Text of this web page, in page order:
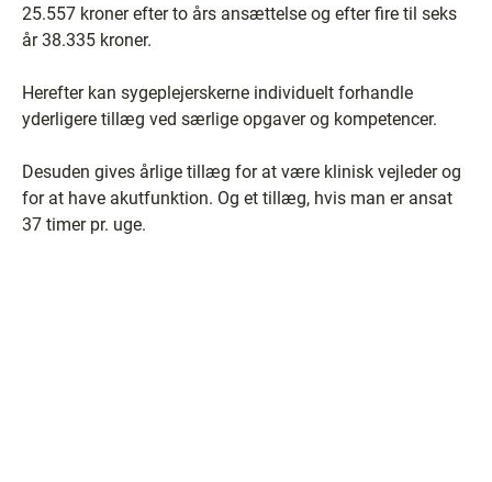
25.557 kroner efter to års ansættelse og efter fire til seks
år 38.335 kroner.
Herefter kan sygeplejerskerne individuelt forhandle
yderligere tillæg ved særlige opgaver og kompetencer.
Desuden gives årlige tillæg for at være klinisk vejleder og
for at have akutfunktion. Og et tillæg, hvis man er ansat
37 timer pr. uge.